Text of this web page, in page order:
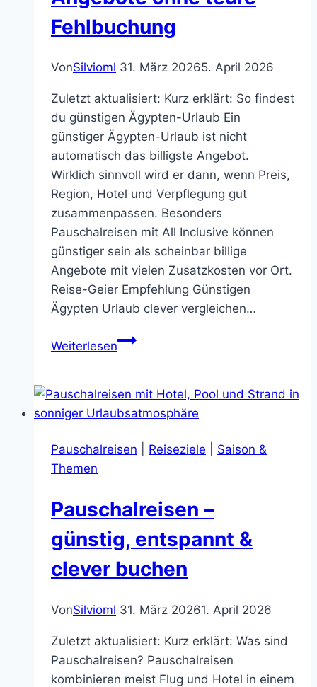
Fehlbuchung
VonSilvioml 31. März 20265. April 2026
Zuletzt aktualisiert: Kurz erklärt: So findest
du günstigen Ägypten-Urlaub Ein
günstiger Ägypten-Urlaub ist nicht
automatisch das billigste Angebot.
Wirklich sinnvoll wird er dann, wenn Preis,
Region, Hotel und Verpflegung gut
zusammenpassen. Besonders
Pauschalreisen mit All Inclusive können
günstiger sein als scheinbar billige
Angebote mit vielen Zusatzkosten vor Ort.
Reise-Geier Empfehlung Günstigen
Ägypten Urlaub clever vergleichen…
WeiterlesenBillig
So
findest
wirklich
ohne
Fehlbuchung
Pauschalreisen Reiseziele
Saison &
Themen
Pauschalreisen –
günstig, entspannt &
clever buchen
VonSilvioml 31. März 20261. April 2026
Zuletzt aktualisiert: Kurz erklärt: Was sind
Pauschalreisen? Pauschalreisen
kombinieren meist Flug und Hotel in einem